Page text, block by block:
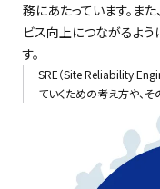
務にあたっています。ま
ビス向上につながるよ
す。
SRE（Site Reliability
ていくための考え方や、